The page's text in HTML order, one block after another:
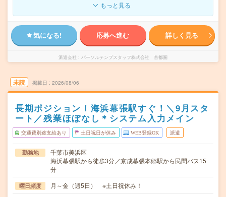
もっと見る
気になる! 応募へ進む 詳しく見る
派遣会社 パーソルテンプスタッフ株式会社 首都圏
未読 掲載日 2026/08/06
長期ポジション！海浜幕張駅すぐ！＼9月スタ
ート／残業ほぼなし＊システム入力メイン
交通費別途支給あり 土日祝日が休み WEB登録OK 派遣
勤務地
千葉市美浜区
海浜幕張駅から徒歩3分／京成幕張本郷駅から民間バス15
分
曜日頻度 月～金（週5日） ※土日祝休み！